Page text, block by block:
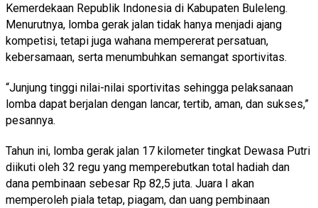
Kemerdekaan Republik Indonesia di Kabupaten Buleleng.
Menurutnya, lomba gerak jalan tidak hanya menjadi ajang
kompetisi, tetapi juga wahana mempererat persatuan,
kebersamaan, serta menumbuhkan semangat sportivitas.
“Junjung tinggi nilai-nilai sportivitas sehingga pelaksanaan
lomba dapat berjalan dengan lancar, tertib, aman, dan sukses,”
pesannya.
Tahun ini, lomba gerak jalan 17 kilometer tingkat Dewasa Putri
diikuti oleh 32 regu yang memperebutkan total hadiah dan
dana pembinaan sebesar Rp 82,5 juta. Juara I akan
memperoleh piala tetap, piagam, dan uang pembinaan